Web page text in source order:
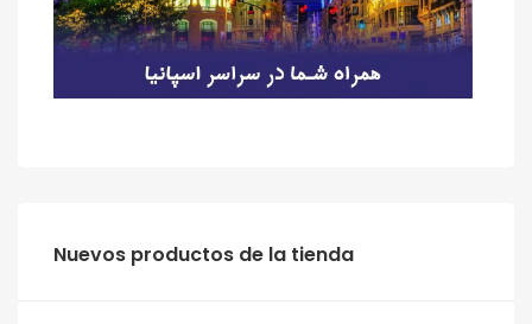
‫‪Nuevos‬‬ ‫‪productos‬‬ ‫‪de‬‬ ‫‪la‬‬ ‫‪tienda‬‬